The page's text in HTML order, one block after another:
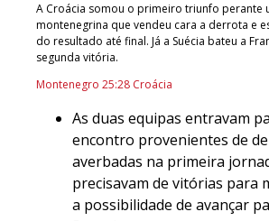
A Croácia somou o primeiro triunfo perante
montenegrina que vendeu cara a derrota e
do resultado até final. Já a Suécia bateu a
segunda vitória.
Montenegro 25:28 Croácia
As duas equipas entravam
encontro provenientes de
averbadas na primeira
precisavam de vitórias para
a possibilidade de avançar